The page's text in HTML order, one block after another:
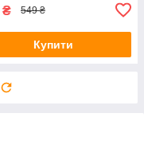
₴ 549 ₴
Купити